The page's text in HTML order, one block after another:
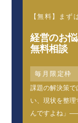
【無料】まず
経営のお
無料相談
毎月限定枠
課題の解決策
い、現状を整
んですよね」